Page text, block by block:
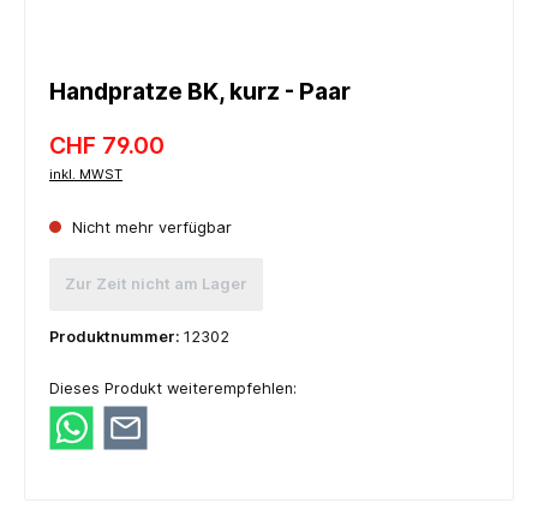
Handpratze BK, kurz - Paar
CHF 79.00
inkl. MWST
Nicht mehr verfügbar
Zur Zeit nicht am Lager
Produktnummer: 12302
Dieses Produkt weiterempfehlen: